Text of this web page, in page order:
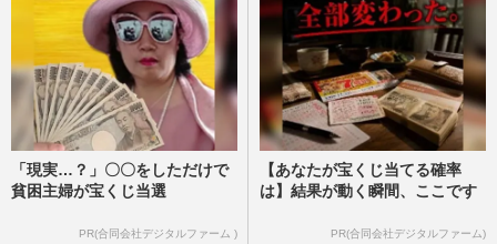
「現実…？」〇〇をしただけで
貧困主婦が宝くじ当選
PR(合同会社デジタルファーム )
【あなたが宝くじ当てる確率
は】結果が動く瞬間、ここです
PR(合同会社デジタルファーム)